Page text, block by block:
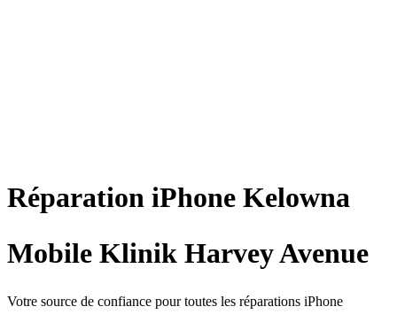
Réparation iPhone Kelowna
Mobile Klinik Harvey Avenue
Votre source de confiance pour toutes les réparations iPhone